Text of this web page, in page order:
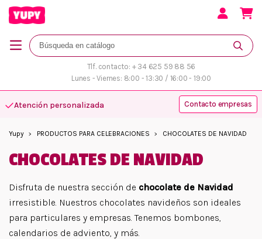
Tlf. contacto: + 34 625 59 88 56
Lunes - Viernes: 8:00 - 13:30 / 16:00 - 19:00
Atención personalizada Contacto empresas
Yupy PRODUCTOS PARA CELEBRACIONES CHOCOLATES DE NAVIDAD
CHOCOLATES DE NAVIDAD
Disfruta de nuestra sección de chocolate de Navidad
irresistible. Nuestros chocolates navideños son ideales
para particulares y empresas. Tenemos bombones,
calendarios de adviento, y más.